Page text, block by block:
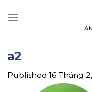
a2
Published 16 Tháng